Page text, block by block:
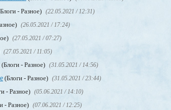
- Разное) (22.05.2021 / 12:31)
(26.05.2021 / 17:24)
(27.05.2021 / 07:27)
(27.05.2021 / 11:05)
(Блоги - Разное) (31.05.2021 / 14:56)
(Блоги - Разное) (31.05.2021 / 23:44)
- Разное) (05.06.2021 / 14:10)
- Разное) (07.06.2021 / 12:25)